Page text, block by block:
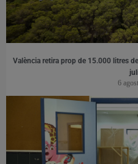
València retira prop de 15.000 litres
6